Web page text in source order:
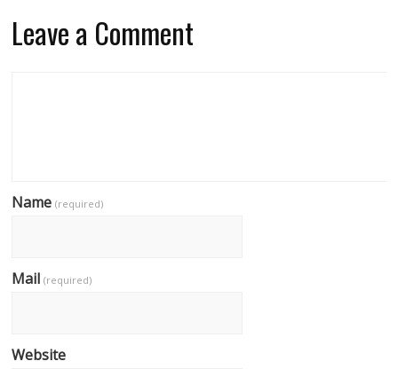
Leave a Comment
Name(required)
Mail(required)
Website